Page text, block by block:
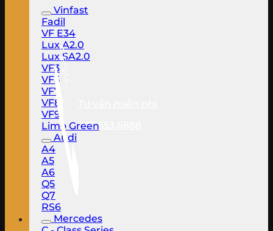
033.553.6888
Vinfast
Fadil
VF E34
Lux A2.0
Lux SA2.0
VF3
VF5
VF7
VF8
VF9
Limo Green
Audi
A4
A5
A6
Q5
Q7
RS6
Mercedes